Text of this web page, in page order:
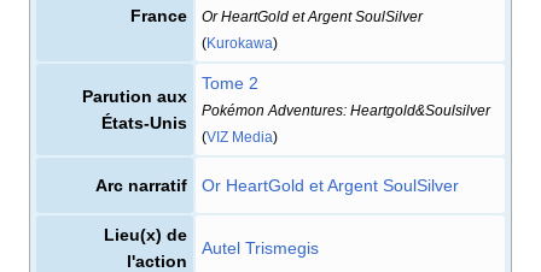
France
Or HeartGold et Argent SoulSilver
(Kurokawa)
Parution aux
États-Unis
Tome 2
Pokémon Adventures: Heartgold&Soulsilver
(VIZ Media)
Arc narratif Or HeartGold et Argent SoulSilver
Lieu(x) de
l'action
Autel Trismegis